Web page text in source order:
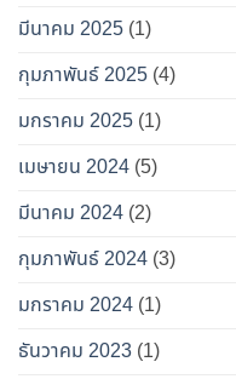
มีนาคม 2025 (1)
กุมภาพันธ์ 2025 (4)
มกราคม 2025 (1)
เมษายน 2024 (5)
มีนาคม 2024 (2)
กุมภาพันธ์ 2024 (3)
มกราคม 2024 (1)
ธันวาคม 2023 (1)